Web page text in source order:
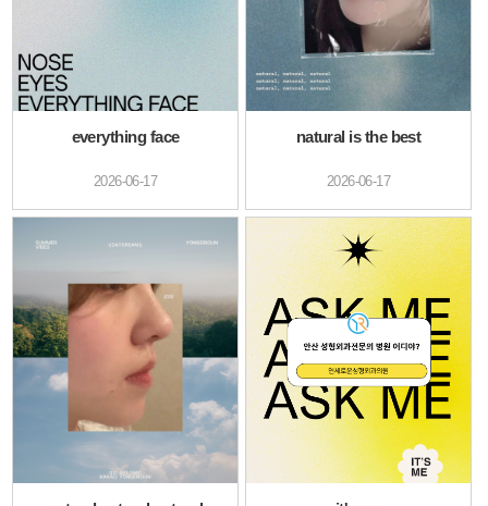
everything face
2026-06-17
natural is the best
2026-06-17